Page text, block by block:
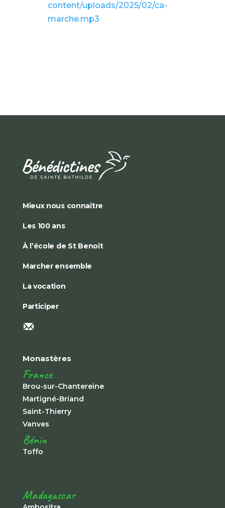
content/uploads/2025/02/ca-
marche.mp3
Mieux nous connaître
Les 100 ans
À l’école de St Benoît
Marcher ensemble
La vocation
Participer
Monastères
France
Brou-sur-Chantereine
Martigné-Briand
Saint-Thierry
Vanves
Bénin
Toffo
Madagascar